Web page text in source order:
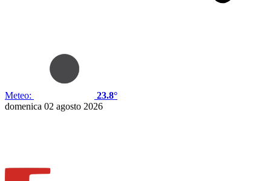
Meteo:
23.8°
domenica 02 agosto 2026